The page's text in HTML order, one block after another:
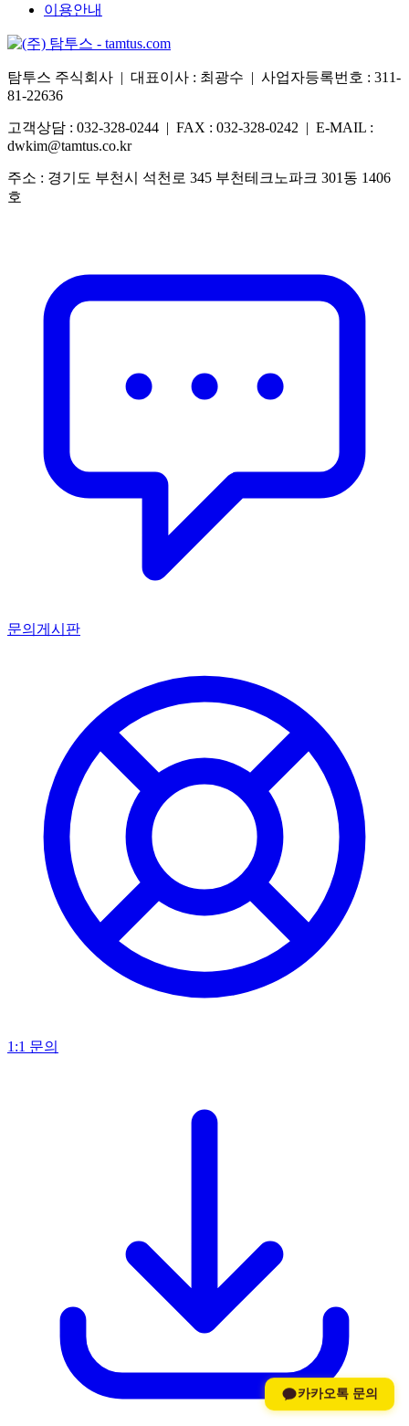
카카오톡 문의
이용안내
탐투스 주식회사 | 대표이사 : 최광수 | 사업자등록번호 : 311-
81-22636
고객상담 : 032-328-0244 | FAX : 032-328-0242 | E-MAIL :
dwkim@tamtus.co.kr
주소 : 경기도 부천시 석천로 345 부천테크노파크 301동 1406
호
문의게시판
1:1 문의